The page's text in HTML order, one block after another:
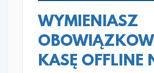
WYMIENIASZ
KASĘ OFFLINE